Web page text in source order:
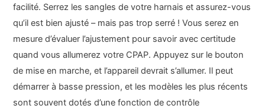
facilité. Serrez les sangles de votre harnais et assurez-vous
qu’il est bien ajusté – mais pas trop serré ! Vous serez en
mesure d’évaluer l’ajustement pour savoir avec certitude
quand vous allumerez votre CPAP. Appuyez sur le bouton
de mise en marche, et l’appareil devrait s’allumer. Il peut
démarrer à basse pression, et les modèles les plus récents
sont souvent dotés d’une fonction de contrôle